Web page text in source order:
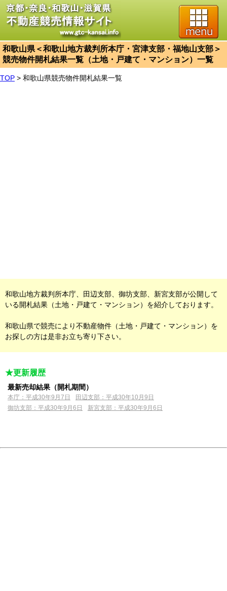
和歌山県＜和歌山地方裁判所本庁・宮津支部・福地山支部＞
競売物件開札結果一覧（土地・戸建て・マンション）一覧
TOP > 和歌山県競売物件開札結果一覧
和歌山地方裁判所本庁、田辺支部、御坊支部、新宮支部が公開して
いる開札結果（土地・戸建て・マンション）を紹介しております。
和歌山県で競売により不動産物件（土地・戸建て・マンション）を
お探しの方は是非お立ち寄り下さい。
最新売却結果（開札期間）
本庁：平成30年9月7日
田辺支部：平成30年10月9日
御坊支部：平成30年9月6日
新宮支部：平成30年9月6日